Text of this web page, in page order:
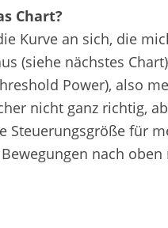
Chart?
Kurve an sich, die
(siehe nächstes
Power), also
nicht ganz richtig,
Steuerungsgröße für
nach